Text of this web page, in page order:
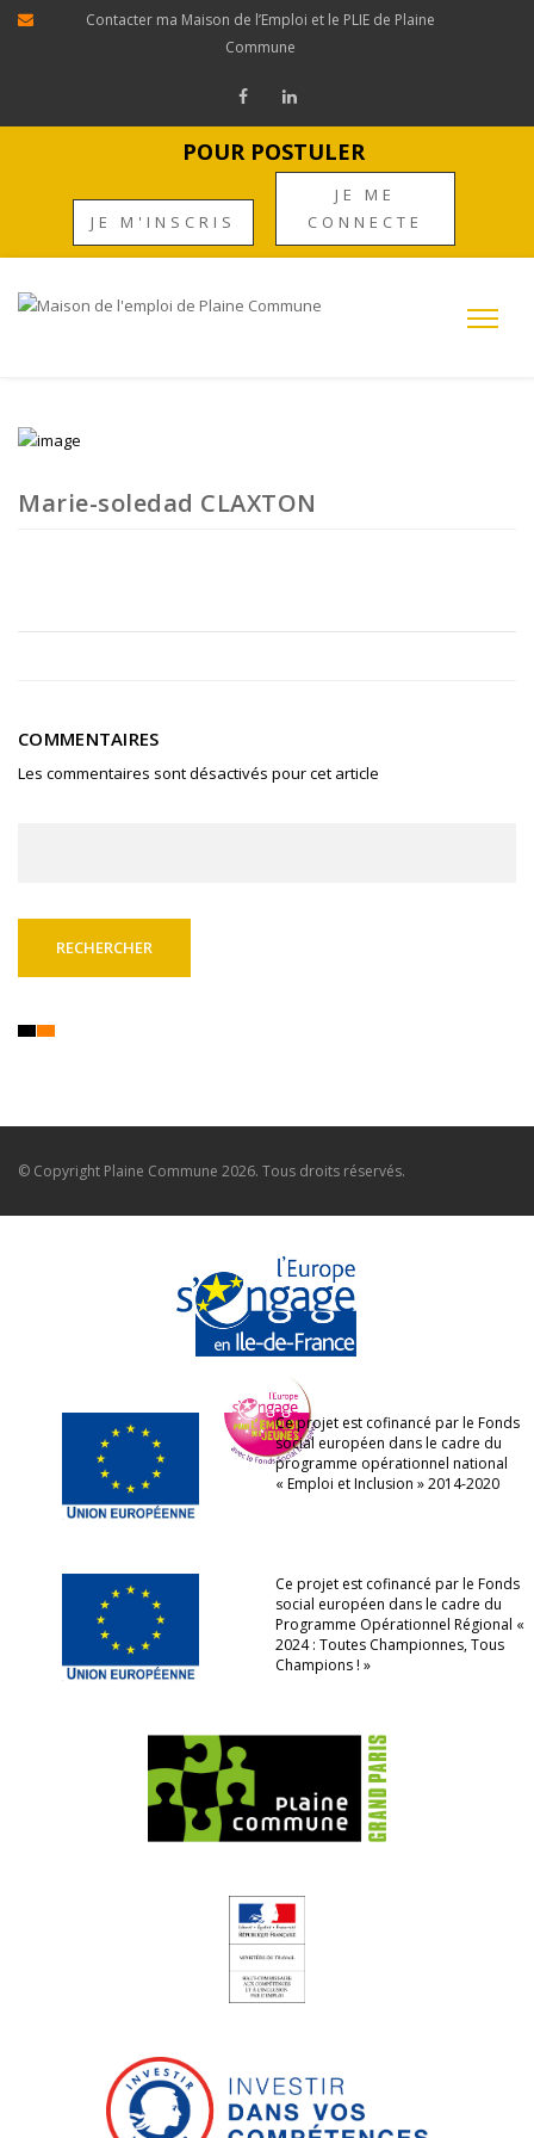
Contacter ma Maison de l’Emploi et le PLIE de Plaine
Commune
POUR POSTULER
JE M'INSCRIS
JE ME
CONNECTE
Marie-soledad CLAXTON
COMMENTAIRES
Les commentaires sont désactivés pour cet article
© Copyright Plaine Commune 2026. Tous droits réservés.
Ce projet est cofinancé par le Fonds
social européen dans le cadre du
programme opérationnel national
« Emploi et Inclusion » 2014-2020
Ce projet est cofinancé par le Fonds
social européen dans le cadre du
Programme Opérationnel Régional «
2024 : Toutes Championnes, Tous
Champions ! »